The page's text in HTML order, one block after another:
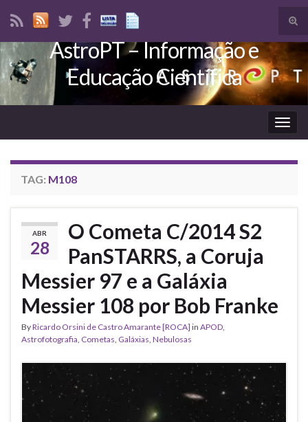
Search for:
AstroPT – Informação e
Educação Científica
TAG: M108
ABR
28
O Cometa C/2014 S2
PanSTARRS, a Coruja
Messier 97 e a Galáxia
Messier 108 por Bob Franke
ByRicardo Orsini de Castro Amarante [ROCA] in APOD,
Astrofotografia, Cometas, Galáxias, Nebulosas